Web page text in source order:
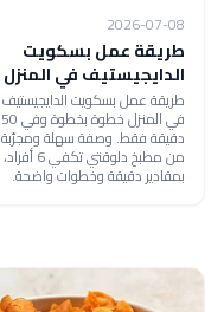
2026-07-08
طريقة عمل بسكويت
الدايجيستيف في المنزل
طريقة عمل بسكويت الدايجيستيف
في المنزل خطوة بخطوة وفي 50
دقيقة فقط. وصفة سهلة ومجرّبة
من مطبخ دلوقتي تكفي 6 أفراد،
بمقادير دقيقة وخطوات واضحة.